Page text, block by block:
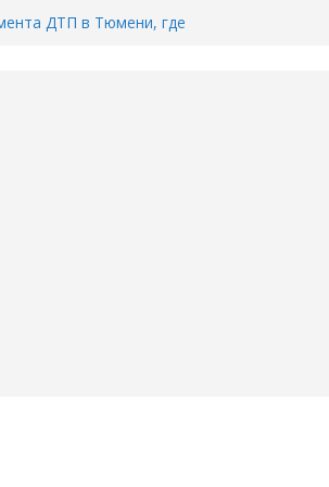
ДТП в Тюмени, где